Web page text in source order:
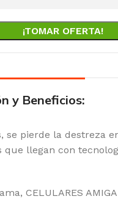
¡TOMAR OFERTA!
y Beneficios:
se pierde la destreza
que llegan con
CELULARES